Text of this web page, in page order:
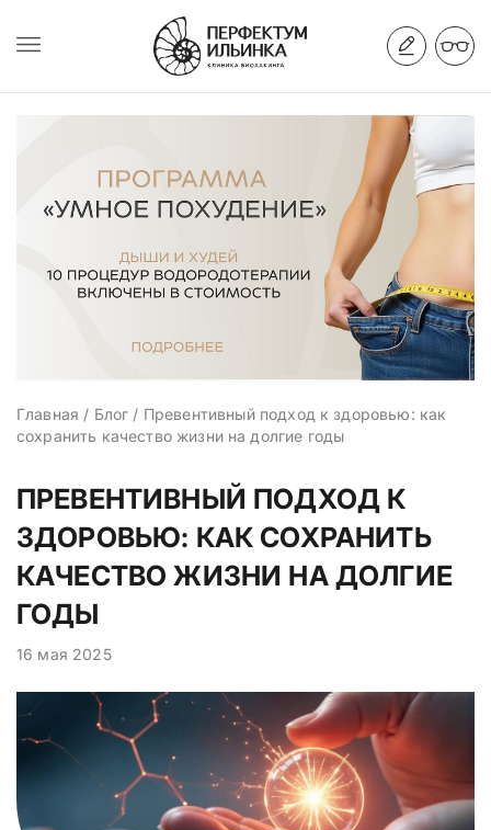
Главная / Блог / Превентивный подход к здоровью: как
сохранить качество жизни на долгие годы
ПРЕВЕНТИВНЫЙ ПОДХОД К
ЗДОРОВЬЮ: КАК СОХРАНИТЬ
КАЧЕСТВО ЖИЗНИ НА ДОЛГИЕ
ГОДЫ
16 мая 2025